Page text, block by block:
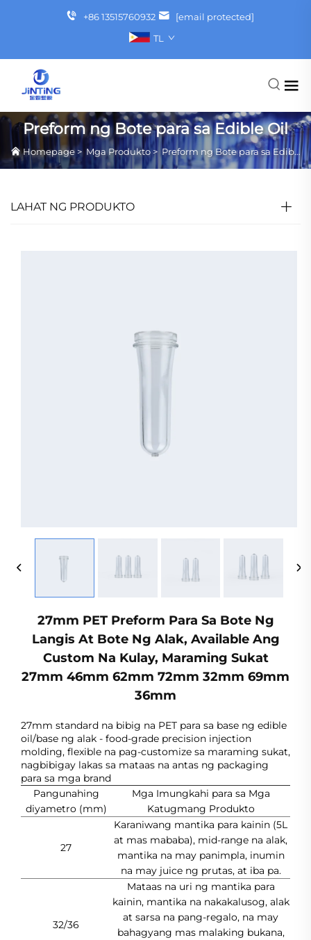
+86 13515760932
[email protected]
TL
Preform ng Bote para sa Edible Oil
Homepage > Mga Produkto> Preform ng Bote para sa Edible Oil
LAHAT NG PRODUKTO
27mm PET Preform Para Sa Bote Ng
Langis At Bote Ng Alak, Available Ang
Custom Na Kulay, Maraming Sukat
27mm 46mm 62mm 72mm 32mm 69mm
36mm
27mm standard na bibig na PET para sa base ng edible
oil/base ng alak - food-grade precision injection
molding, flexible na pag-customize sa maraming sukat,
nagbibigay lakas sa mataas na antas ng packaging
para sa mga brand
Pangunahing
diyametro (mm)
Mga Imungkahi para sa Mga
Katugmang Produkto
27
Karaniwang mantika para kainin (5L
at mas mababa), mid-range na alak,
mantika na may panimpla, inumin
na may juice ng prutas, at iba pa.
32/36
Mataas na uri ng mantika para
kainin, mantika na nakakalusog, alak
at sarsa na pang-regalo, na may
bahagyang mas malaking bukana,